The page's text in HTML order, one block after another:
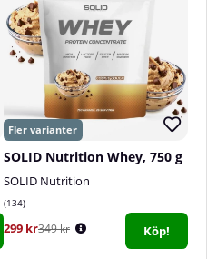
SOLID Nutrition Whey, 750 g
SOLID Nutrition
134
299 kr349 kr Köp!